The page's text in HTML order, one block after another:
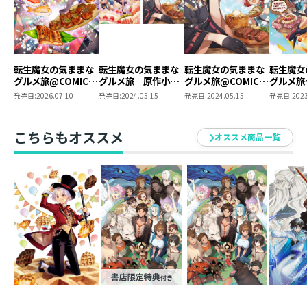
転生魔女の気ままな
グルメ旅@COMIC
第2巻
発売日:2026.07.10
転生魔女の気ままな
グルメ旅 原作小説
第2巻＋コミックス
発売日:2024.05.15
転生魔女の気ままな
グルメ旅@COMIC
第1巻
発売日:2024.05.15
転生魔
グルメ
された
物討伐
や食材
発売日:
こちらもオススメ オススメ商品一覧